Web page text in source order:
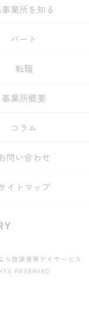
事業所を知る
パート
転職
事業所概要
コラム
問い合わせ
イトマップ
ら放課後等デイサービス
RESERVED.